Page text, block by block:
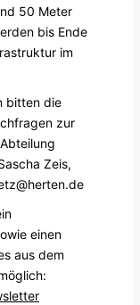
50 Meter
bis Ende
im
bitten die
zur
Zeis,
einen
aus dem